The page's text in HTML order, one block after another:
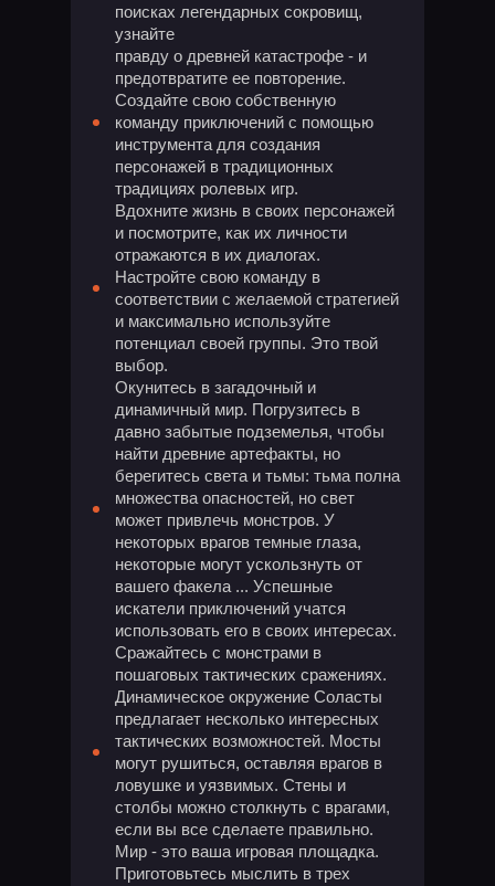
поисках легендарных сокровищ,
узнайте
правду о древней катастрофе - и
предотвратите ее повторение.
Создайте свою собственную
команду приключений с помощью
инструмента для создания
персонажей в традиционных
традициях ролевых игр.
Вдохните жизнь в своих персонажей
и посмотрите, как их личности
отражаются в их диалогах.
Настройте свою команду в
соответствии с желаемой стратегией
и максимально используйте
потенциал своей группы. Это твой
выбор.
Окунитесь в загадочный и
динамичный мир. Погрузитесь в
давно забытые подземелья, чтобы
найти древние артефакты, но
берегитесь света и тьмы: тьма полна
множества опасностей, но свет
может привлечь монстров. У
некоторых врагов темные глаза,
некоторые могут ускользнуть от
вашего факела ... Успешные
искатели приключений учатся
использовать его в своих интересах.
Сражайтесь с монстрами в
пошаговых тактических сражениях.
Динамическое окружение Соласты
предлагает несколько интересных
тактических возможностей. Мосты
могут рушиться, оставляя врагов в
ловушке и уязвимых. Стены и
столбы можно столкнуть с врагами,
если вы все сделаете правильно.
Мир - это ваша игровая площадка.
Приготовьтесь мыслить в трех